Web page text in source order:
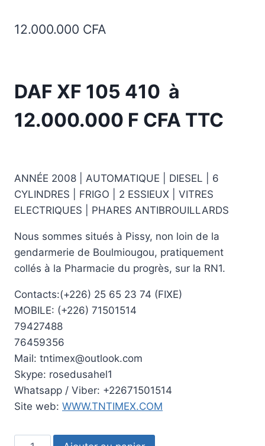
12.000.000 CFA
DAF XF 105 410 à
12.000.000 F CFA TTC
ANNÉE 2008 | AUTOMATIQUE | DIESEL | 6
CYLINDRES | FRIGO | 2 ESSIEUX | VITRES
ELECTRIQUES | PHARES ANTIBROUILLARDS
Nous sommes situés à Pissy, non loin de la
gendarmerie de Boulmiougou, pratiquement
collés à la Pharmacie du progrès, sur la RN1.
Contacts:(+226) 25 65 23 74 (FIXE)
MOBILE: (+226) 71501514
79427488
76459356
Mail: tntimex@outlook.com
Skype: rosedusahel1
Whatsapp / Viber: +22671501514
Site web: WWW.TNTIMEX.COM
quantité